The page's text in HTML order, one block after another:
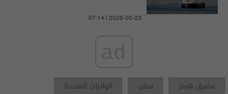
07:14 | 2026-05-23
مضيق هرمز سفن
الولايات المتحدة